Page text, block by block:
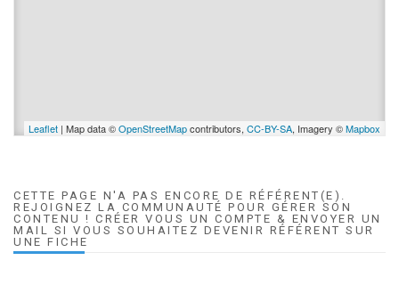
Leaflet | Map data ©OpenStreetMapcontributors, CC-BY-SA, Imagery ©Mapbox
CETTE PAGE N'A PAS ENCORE DE RÉFÉRENT(E).
REJOIGNEZ LA COMMUNAUTÉ POUR GÉRER SON
CONTENU ! CRÉER VOUS UN COMPTE & ENVOYER UN
MAIL SI VOUS SOUHAITEZ DEVENIR RÉFÉRENT SUR
UNE FICHE